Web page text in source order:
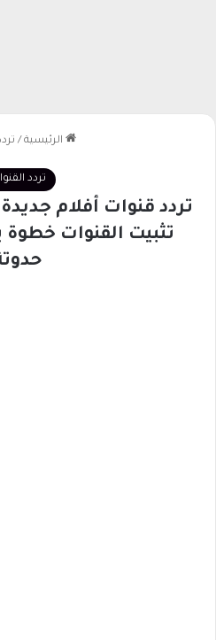
الرئيسية /
تردد
تثبيت القنوات